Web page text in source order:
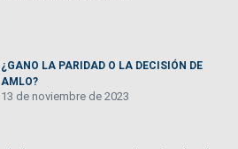
¿GANO LA PARIDAD O LA DECISIÓN DE
AMLO?
13 de noviembre de 2023